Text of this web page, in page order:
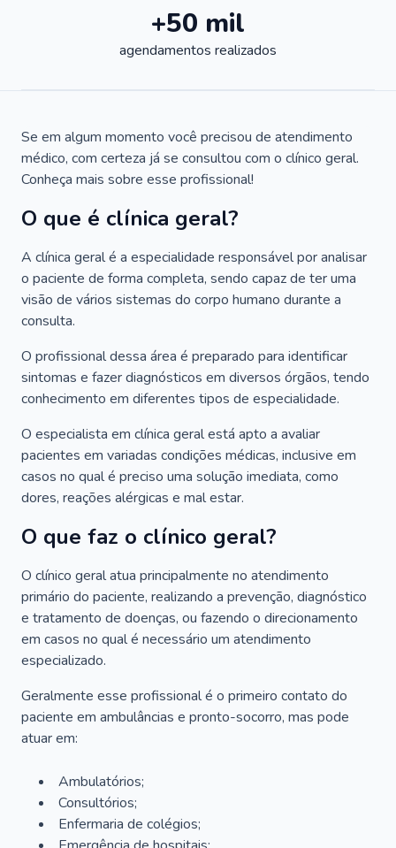
+50 mil
agendamentos realizados
Se em algum momento você precisou de atendimento
médico, com certeza já se consultou com o clínico geral.
Conheça mais sobre esse profissional!
O que é clínica geral?
A clínica geral é a especialidade responsável por analisar
o paciente de forma completa, sendo capaz de ter uma
visão de vários sistemas do corpo humano durante a
consulta.
O profissional dessa área é preparado para identificar
sintomas e fazer diagnósticos em diversos órgãos, tendo
conhecimento em diferentes tipos de especialidade.
O especialista em clínica geral está apto a avaliar
pacientes em variadas condições médicas, inclusive em
casos no qual é preciso uma solução imediata, como
dores, reações alérgicas e mal estar.
O que faz o clínico geral?
O clínico geral atua principalmente no atendimento
primário do paciente, realizando a prevenção, diagnóstico
e tratamento de doenças, ou fazendo o direcionamento
em casos no qual é necessário um atendimento
especializado.
Geralmente esse profissional é o primeiro contato do
paciente em ambulâncias e pronto-socorro, mas pode
atuar em:
Ambulatórios;
Consultórios;
Enfermaria de colégios;